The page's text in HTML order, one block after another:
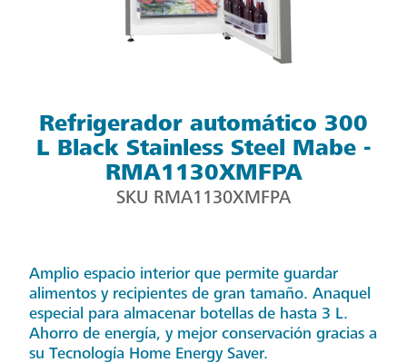
Refrigerador automático 300
L Black Stainless Steel Mabe -
RMA1130XMFPA
SKU RMA1130XMFPA
Amplio espacio interior que permite guardar
alimentos y recipientes de gran tamaño. Anaquel
especial para almacenar botellas de hasta 3 L.
Ahorro de energía, y mejor conservación gracias a
su Tecnología Home Energy Saver.